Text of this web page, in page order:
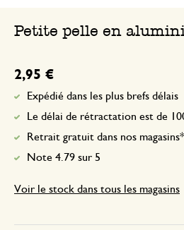
Petite pelle en
2,95 €
Expédié dans les plus brefs délais
Le délai de rétractation est de
Retrait gratuit dans nos magasins*
Note 4.79 sur 5
Voir le stock dans tous les magasins